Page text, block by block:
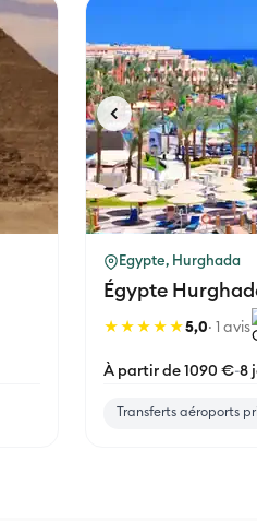
Egypte, Hurghada
Égypte
★★★★★5,0· 1 avis
À partir de 1090 €-8
Transferts aéroports